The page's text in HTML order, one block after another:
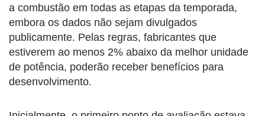
a combustão em todas as etapas da temporada,
embora os dados não sejam divulgados
publicamente. Pelas regras, fabricantes que
estiverem ao menos 2% abaixo da melhor unidade
de potência, poderão receber benefícios para
desenvolvimento.